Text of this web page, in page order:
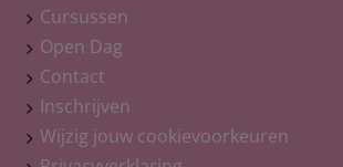
Cursussen
Open Dag
Contact
Inschrijven
Wijzig jouw cookievoorkeuren